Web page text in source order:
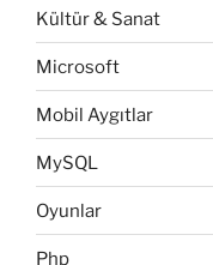
Kültür & Sanat
Microsoft
Mobil Aygıtlar
MySQL
Oyunlar
Php